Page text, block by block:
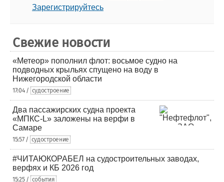
Зарегистрируйтесь
Свежие новости
«Метеор» пополнил флот: восьмое судно на
подводных крыльях спущено на воду в
Нижегородской области
17:04 / судостроение
Два пассажирских судна проекта
«МПКС-L» заложены на верфи в
Самаре
15:57 / судостроение
#ЧИТАЮКОРАБЕЛ на судостроительных заводах,
верфях и КБ 2026 год
15:25 / события